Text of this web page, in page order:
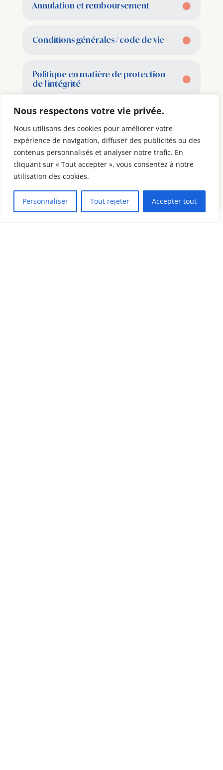
Nous respectons votre vie privée.
Nous utilisons des cookies pour améliorer votre
expérience de navigation, diffuser des publicités ou des
contenus personnalisés et analyser notre trafic. En
cliquant sur « Tout accepter », vous consentez à notre
utilisation des cookies.
Personnaliser Tout rejeter Accepter tout
Annulation et remboursement
Conditions générales / code de vie
Politique en matière de protection
de l'intégrité